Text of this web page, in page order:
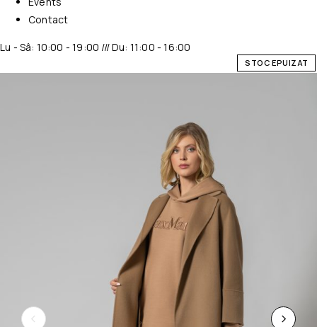
Contact
Lu - Sâ: 10:00 - 19:00 /// Du: 11:00 - 16:00
STOC EPUIZAT